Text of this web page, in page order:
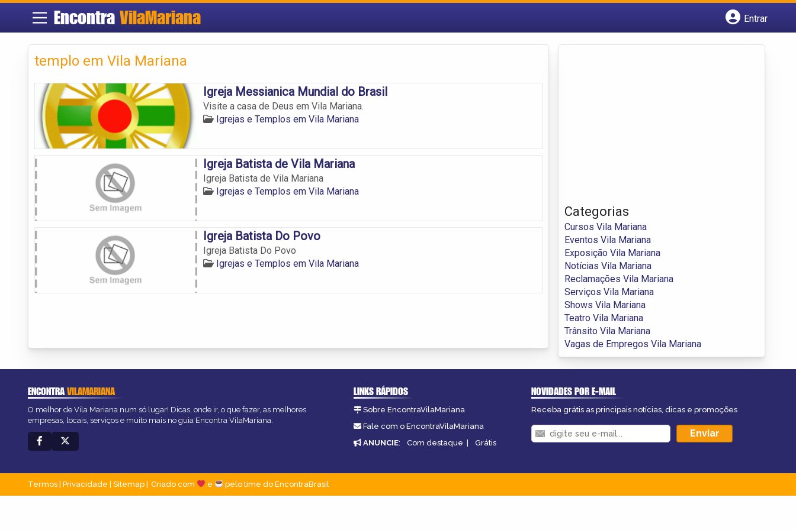
Encontra VilaMariana
Entrar
templo em Vila Mariana
Igreja Messianica Mundial do Brasil
Visite a casa de Deus em Vila Mariana.
Igrejas e Templos em Vila Mariana
Igreja Batista de Vila Mariana
Igreja Batista de Vila Mariana
Igrejas e Templos em Vila Mariana
Igreja Batista Do Povo
Igreja Batista Do Povo
Igrejas e Templos em Vila Mariana
Categorias
Cursos Vila Mariana
Eventos Vila Mariana
Exposição Vila Mariana
Notícias Vila Mariana
Reclamações Vila Mariana
Serviços Vila Mariana
Shows Vila Mariana
Teatro Vila Mariana
Trânsito Vila Mariana
Vagas de Empregos Vila Mariana
ENCONTRAVILAMARIANA
O melhor de Vila Mariana num só lugar! Dicas, onde ir, o que fazer, as melhores
empresas, locais, serviços e muito mais no guia Encontra VilaMariana.
LINKS RÁPIDOS
Sobre EncontraVilaMariana
Fale com o EncontraVilaMariana
ANUNCIE: Com destaque | Grátis
NOVIDADES POR E-MAIL
Receba grátis as principais notícias, dicas e promoções
Termos Privacidade Sitemap Criado com e pelo time do EncontraBrasil